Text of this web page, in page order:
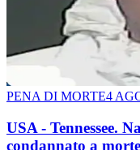
PENA DI MORTE4
USA - Tennessee.
condannato a morte